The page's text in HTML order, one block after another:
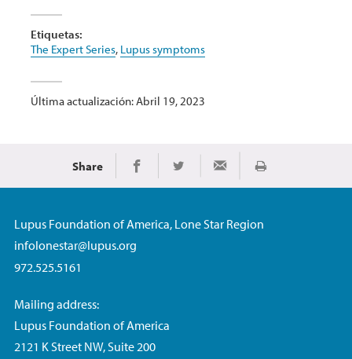
Etiquetas:
The Expert Series, Lupus symptoms
Última actualización: Abril 19, 2023
Share Share on Facebook
Share on TwitterShare via EmailImprimir
Lupus Foundation of America, Lone Star Region
infolonestar@lupus.org
972.525.5161
Mailing address:
Lupus Foundation of America
2121 K Street NW, Suite 200